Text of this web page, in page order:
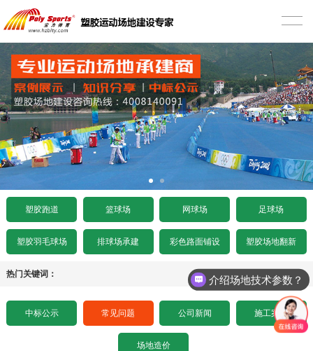
塑胶跑道 篮球场 网球场 足球场
塑胶羽毛球场 排球场承建 彩色路面铺设 塑胶场地翻新
热门关键词：
中标公示 常见问题 公司新闻 施工案例
场地造价
首页
塑胶跑道
混合型塑胶跑道
透气型塑胶跑道
预制型塑胶跑道
施工案例
沥青基础要求
设计图纸下载
篮球场
硅PU篮球场
EPDM篮球场
室内木地板篮球场
水泥基础要求
招标文件下载
网球场
丙烯酸网球场
硅PU网球场
人造草坪网球场
施工案例
沥青基础要求
人造草足球场
悬浮拼装足球场
水泥基础要求
工程项目
塑胶球场施工
其它运动场地施工
中标公示
常见问题
介绍场地技术参数？